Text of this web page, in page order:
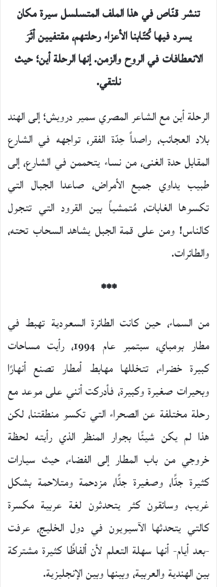
تنشر قنّاص في هذا الملف المتسلسل سيرة مكان
يسرد فيها كُتّابنا الأعزاء رحلتهم، مقتفيين أثَرَ
الانعطافات في الروح والزمن. إنها الرحلة أين؛ حيث
نلتقي.
الرحلة أين مع الشاعر المصري سمير درويش؛ إلى الهند
بلاد العجائب، راصداً حِدّة الفقر، تواجهه في الشارع
المقابل حدة الغنى، من نساء يتحممن في الشارع، إلى
طبيب يداوي جميع الأمراض، صاعدا الجبال التي
تكسوها الغابات، مُتمشياً بين القرود التي تتجول
كالناس! ومن على قمة الجبل يشاهد السحاب تحته،
والطائرات.
***
من السماء، حين كانت الطائرة السعودية تهبط في
مطار بومباي، سبتمبر عام 1994، رأيت مساحات
كبيرة خضراء، تتخللها مهابط أمطار تصنع أنهارًا
وبحيرات صغيرة وكبيرة، فأدركت أنني على موعد مع
رحلة مختلفة عن الصحراء التي تكسو منطقتنا، لكن
هذا لم يكن شيئًا بجوار المنظر الذي رأيته لحظة
خروجي من باب المطار إلى الفضاء، حيث سيارات
كثيرة جدًّا، وصغيرة جدًّا، مزدحمة ومتلاحمة بشكل
غريب، وسائقون كثر يتحدثون لغة عربية مكسرة
كالتي يتحدثها الآسيويون في دول الخليج، عرفت
-بعد أيام- أنها سهلة التعلم لأن ألفاظًا كثيرة مشتركة
بين الهندية والعربية، وبينها وبين الإنجليزية.